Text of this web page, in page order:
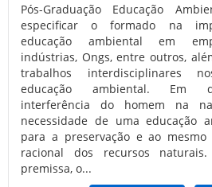
Pós-Graduação Educação
especificar o formado na
educação ambiental em
indústrias, Ongs, entre outros,
trabalhos interdisciplinares
educação ambiental. Em
interferência do homem na
necessidade de uma educação
para a preservação e ao
racional dos recursos
premissa, o...